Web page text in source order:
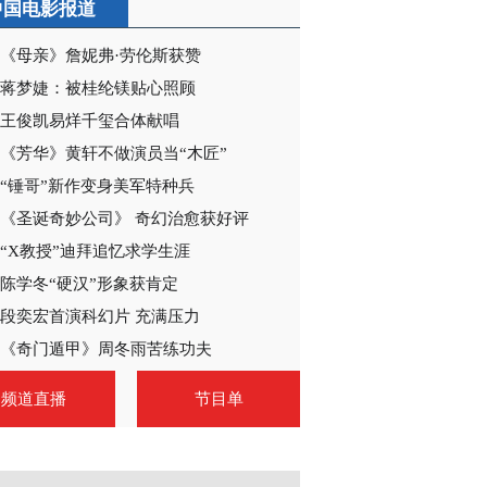
电影报道
《母亲》詹妮弗·劳伦斯获赞
蒋梦婕：被桂纶镁贴心照顾
王俊凯易烊千玺合体献唱
《芳华》黄轩不做演员当“木匠”
“锤哥”新作变身美军特种兵
《圣诞奇妙公司》 奇幻治愈获好评
“X教授”迪拜追忆求学生涯
陈学冬“硬汉”形象获肯定
段奕宏首演科幻片 充满压力
《奇门遁甲》周冬雨苦练功夫
频道直播 节目单